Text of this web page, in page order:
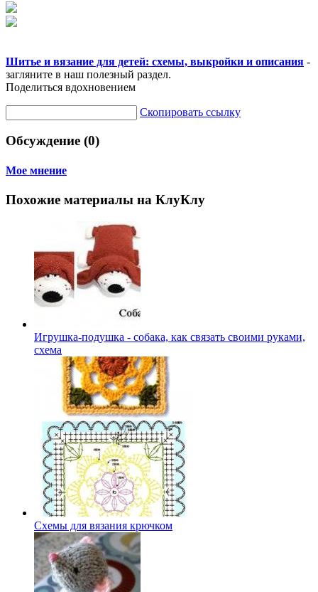
Шитье и вязание для детей: схемы, выкройки и описания -
загляните в наш полезный раздел.
Поделиться вдохновением
Скопировать ссылку
Обсуждение (0)
Мое мнение
Похожие материалы на КлуКлу
Игрушка-подушка - собака, как связать своими руками,
схема
Схемы для вязания крючком